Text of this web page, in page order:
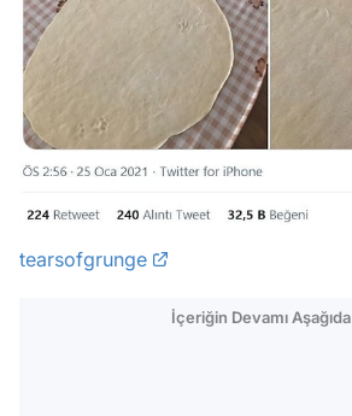
tearsofgrunge
İçeriğin Devamı Aşağıda